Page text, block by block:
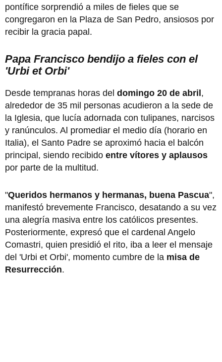
pontífice sorprendió a miles de fieles que se
congregaron en la Plaza de San Pedro, ansiosos por
recibir la gracia papal.
Papa Francisco bendijo a fieles con el
'Urbi et Orbi'
Desde tempranas horas del domingo 20 de abril,
alrededor de 35 mil personas acudieron a la sede de
la Iglesia, que lucía adornada con tulipanes, narcisos
y ranúnculos. Al promediar el medio día (horario en
Italia), el Santo Padre se aproximó hacia el balcón
principal, siendo recibido entre vítores y aplausos
por parte de la multitud.
"Queridos hermanos y hermanas, buena Pascua",
manifestó brevemente Francisco, desatando a su vez
una alegría masiva entre los católicos presentes.
Posteriormente, expresó que el cardenal Angelo
Comastri, quien presidió el rito, iba a leer el mensaje
del 'Urbi et Orbi', momento cumbre de la misa de
Resurrección.